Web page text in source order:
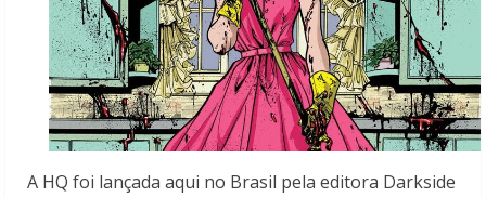
A HQ foi lançada aqui no Brasil pela editora Darkside